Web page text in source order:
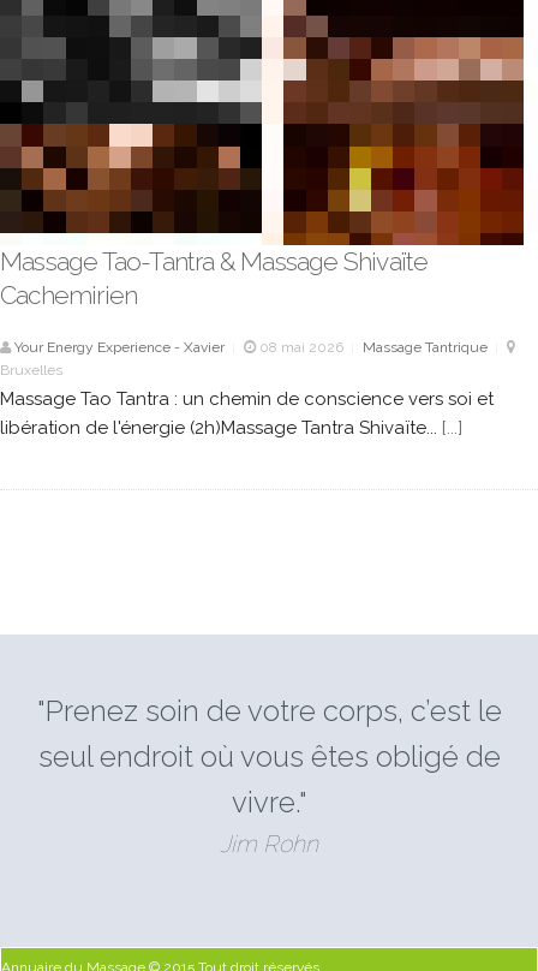
Massage Tao-Tantra & Massage Shivaïte
Cachemirien
Your Energy Experience - Xavier 08 mai 2026 Massage Tantrique
Bruxelles
Massage Tao Tantra : un chemin de conscience vers soi et
libération de l'énergie (2h)Massage Tantra Shivaïte... [...]
"Prenez soin de votre corps, c’est le
seul endroit où vous êtes obligé de
vivre."
Jim Rohn
Annuaire du Massage © 2015 Tout droit réservés